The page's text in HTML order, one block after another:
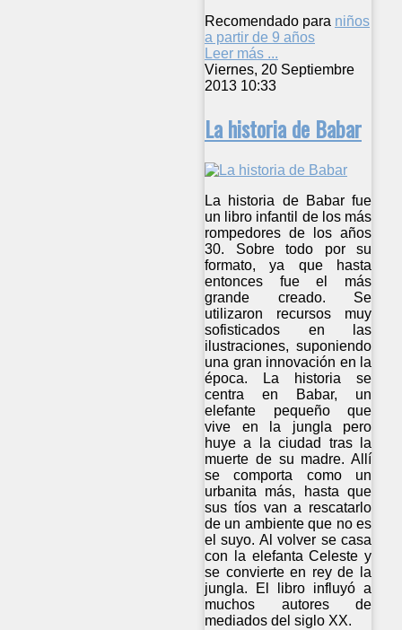
Recomendado para niños
a partir de 9 años
Leer más ...
Viernes, 20 Septiembre
2013 10:33
La historia de Babar
La historia de Babar fue
un libro infantil de los más
rompedores de los años
30. Sobre todo por su
formato, ya que hasta
entonces fue el más
grande creado. Se
utilizaron recursos muy
sofisticados en las
ilustraciones, suponiendo
una gran innovación en la
época. La historia se
centra en Babar, un
elefante pequeño que
vive en la jungla pero
huye a la ciudad tras la
muerte de su madre. Allí
se comporta como un
urbanita más, hasta que
sus tíos van a rescatarlo
de un ambiente que no es
el suyo. Al volver se casa
con la elefanta Celeste y
se convierte en rey de la
jungla. El libro influyó a
muchos autores de
mediados del siglo XX.